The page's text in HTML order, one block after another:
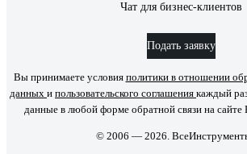
Чат для бизнес-клиентов
Подать заявку
Вы принимаете условия политики в отношении
данных и пользовательского соглашения каждый
данные в любой форме обратной связи на
© 2006 — 2026.